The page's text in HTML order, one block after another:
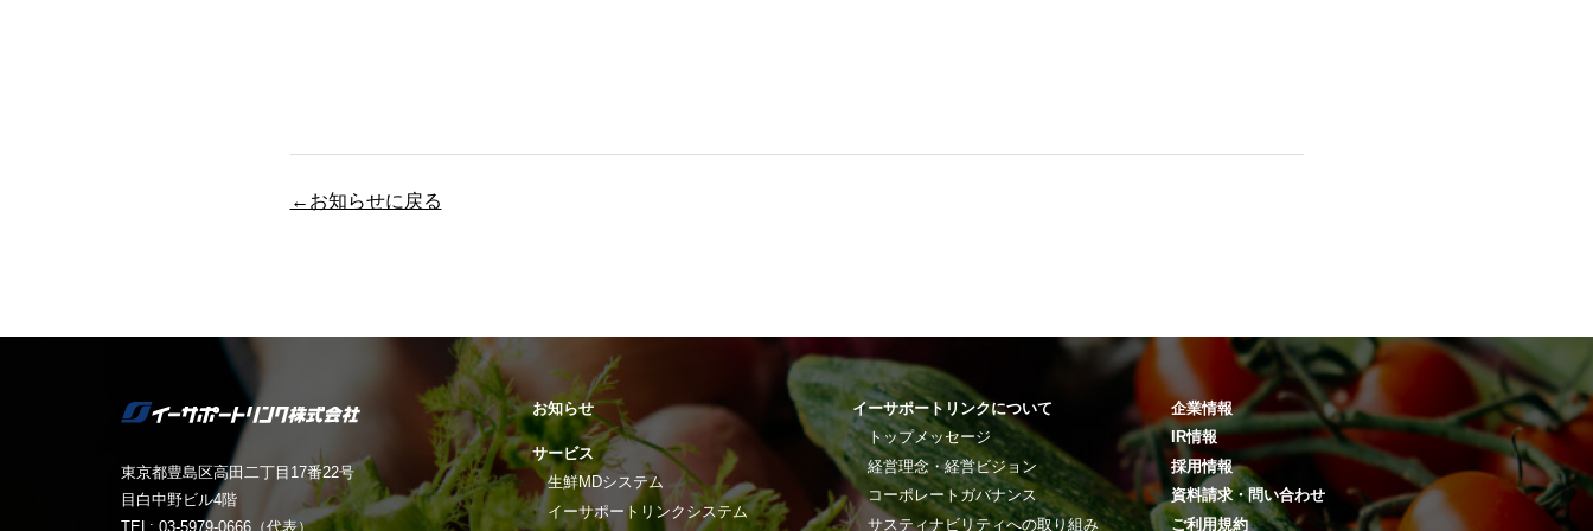
←お知らせに戻る
東京都豊島区高田二丁目17番22号
目白中野ビル4階
TEL: 03-5979-0666（代表）
お知らせ
サービス
生鮮MDシステム
イーサポートリンクシステム
イーサポートリンクについて
トップメッセージ
経営理念・経営ビジョン
コーポレートガバナンス
サスティナビリティへの取り組み
企業情報
IR情報
採用情報
資料請求・問い合わせ
ご利用規約